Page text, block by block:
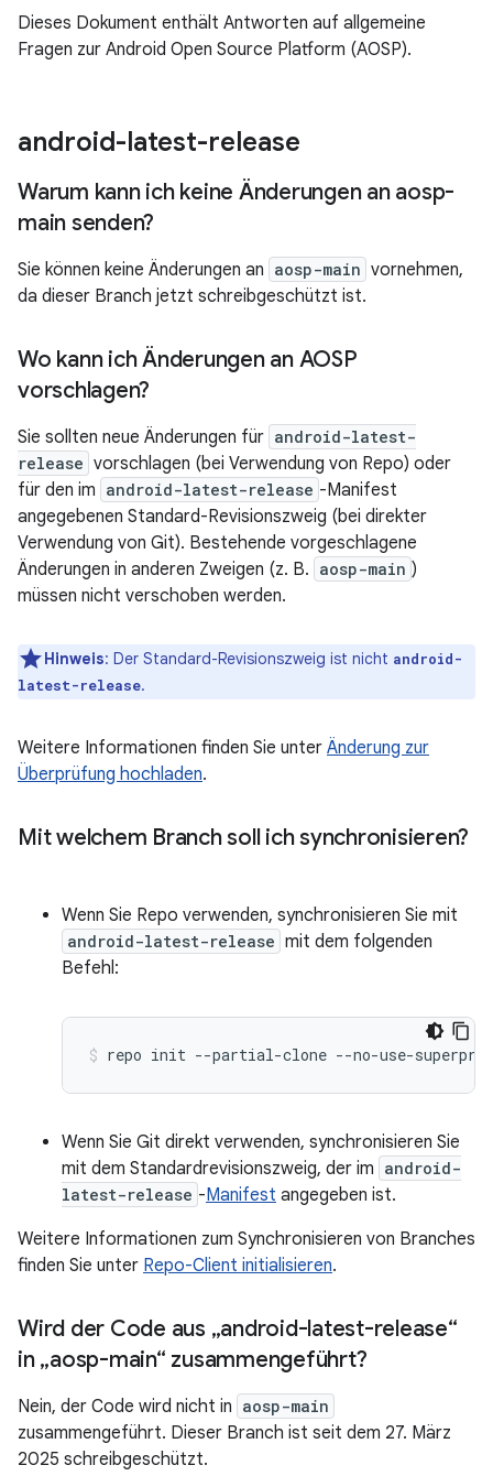
Dieses Dokument enthält Antworten auf allgemeine
Fragen zur Android Open Source Platform (AOSP).
android-latest-release
Warum kann ich keine Änderungen an aosp-
main senden?
Sie können keine Änderungen an aosp-main vornehmen,
da dieser Branch jetzt schreibgeschützt ist.
Wo kann ich Änderungen an AOSP
vorschlagen?
Sie sollten neue Änderungen für android-latest-
release vorschlagen (bei Verwendung von Repo) oder
für den im android-latest-release -Manifest
angegebenen Standard-Revisionszweig (bei direkter
Verwendung von Git). Bestehende vorgeschlagene
Änderungen in anderen Zweigen (z. B. aosp-main )
müssen nicht verschoben werden.
Hinweis: Der Standard-Revisionszweig ist nicht android-
latest-release.
Weitere Informationen finden Sie unter Änderung zur
Überprüfung hochladen.
Mit welchem Branch soll ich synchronisieren?
Wenn Sie Repo verwenden, synchronisieren Sie mit
android-latest-release mit dem folgenden
Befehl:
repo init --partial-clone --no-use-
Wenn Sie Git direkt verwenden, synchronisieren Sie
mit dem Standardrevisionszweig, der im android-
latest-release -Manifest angegeben ist.
Weitere Informationen zum Synchronisieren von Branches
finden Sie unter Repo-Client initialisieren.
Wird der Code aus „android-latest-release“
in „aosp-main“ zusammengeführt?
Nein, der Code wird nicht in aosp-main
zusammengeführt. Dieser Branch ist seit dem 27. März
2025 schreibgeschützt.